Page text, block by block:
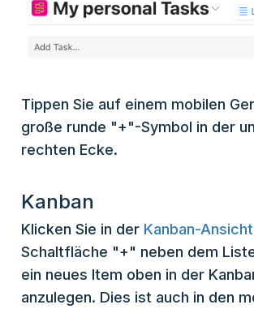
Tippen Sie auf einem mobilen
große runde "+"-Symbol in der
rechten Ecke.
Kanban
Klicken Sie in der Kanban-Ansicht
Schaltfläche "+" neben dem
ein neues Item oben in der
anzulegen. Dies ist auch in den